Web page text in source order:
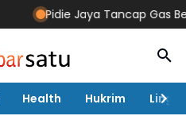
Pidie Jaya Tancap Gas
Health Hukrim